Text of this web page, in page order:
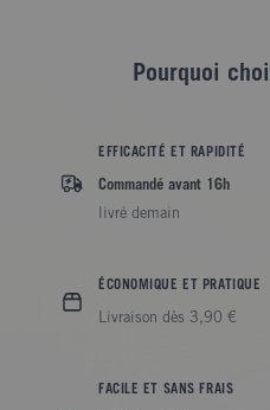
Pourquoi
EFFICACITÉ ET RAPIDITÉ
Commandé avant 16h
livré demain
ÉCONOMIQUE ET PRATIQUE
Livraison dès 3,90 €
FACILE ET SANS FRAIS